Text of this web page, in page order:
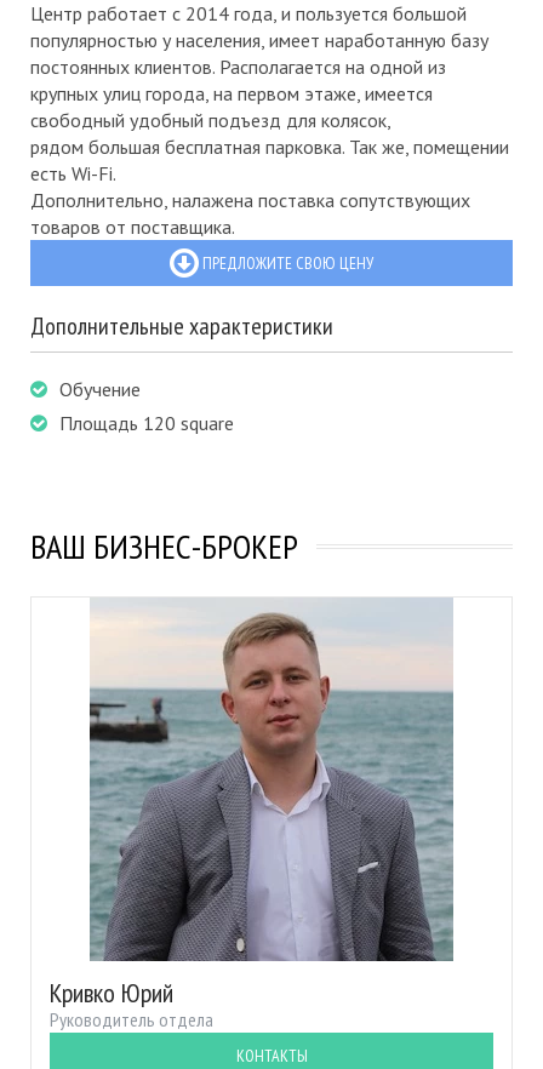
Центр работает с 2014 года, и пользуется большой
популярностью у населения, имеет наработанную базу
постоянных клиентов. Располагается на одной из
крупных улиц города, на первом этаже, имеется
свободный удобный подъезд для колясок,
рядом большая бесплатная парковка. Так же, помещении
есть Wi-Fi.
Дополнительно, налажена поставка сопутствующих
товаров от поставщика.
ПРЕДЛОЖИТЕ СВОЮ ЦЕНУ
Дополнительные характеристики
Обучение
Площадь 120 square
ВАШ БИЗНЕС-БРОКЕР
Кривко Юрий
Руководитель отдела
КОНТАКТЫ